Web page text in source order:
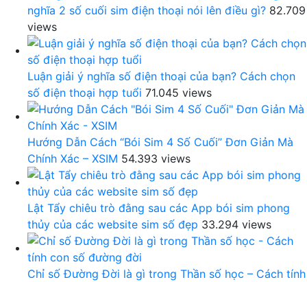
nghĩa 2 số cuối sim điện thoại nói lên điều gì? 82.709
views
Luận giải ý nghĩa số điện thoại của bạn? Cách chọn
số điện thoại hợp tuổi 71.045 views
Hướng Dẫn Cách “Bói Sim 4 Số Cuối” Đơn Giản Mà
Chính Xác – XSIM 54.393 views
Lật Tẩy chiêu trò đằng sau các App bói sim phong
thủy của các website sim số đẹp 33.294 views
Chỉ số Đường Đời là gì trong Thần số học – Cách tính